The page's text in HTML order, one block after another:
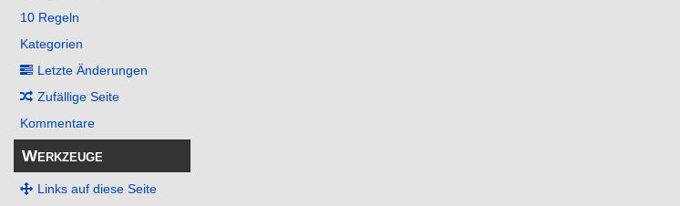
10 Regeln
Kategorien
Letzte Änderungen
Zufällige Seite
Kommentare
Werkzeuge
Links auf diese Seite